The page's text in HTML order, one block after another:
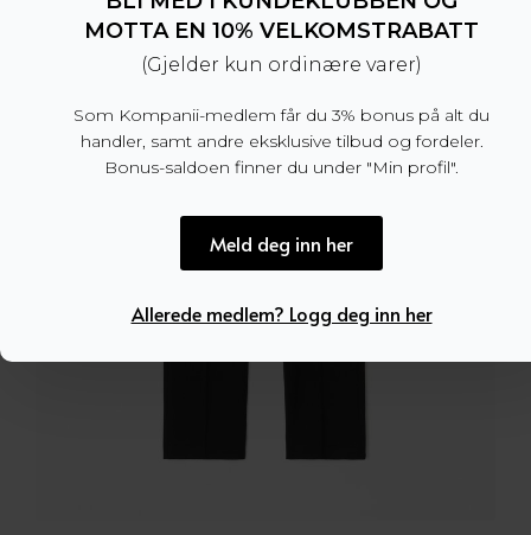
MOTTA EN 10% VELKOMSTRABATT
(Gjelder kun ordinære varer)
Som Kompanii-medlem får du 3% bonus på alt du
handler, samt andre eksklusive tilbud og fordeler.
Bonus-saldoen finner du under "Min profil".
Meld deg inn her
Allerede medlem? Logg deg inn her